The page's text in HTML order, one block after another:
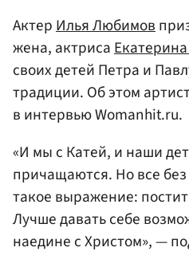
АктерИлья Любимов
жена, актриса
своих детей Петра и
традиции. Об этом
в интервью Womanhit.ru.
«И мы с Катей, и наши
причащаются. Но все
такое выражение:
Лучше давать себе
наедине с Христом», —